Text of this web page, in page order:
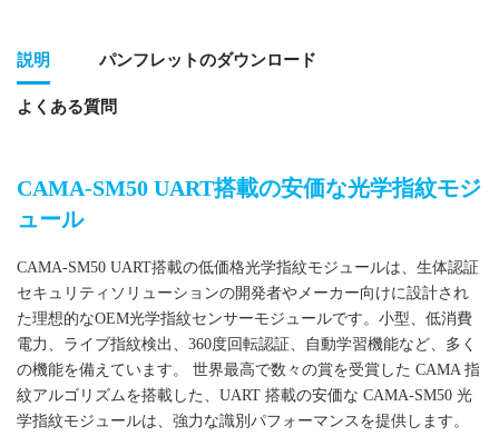
説明 パンフレットのダウンロード
よくある質問
CAMA-SM50 UART搭載の安価な光学指紋モジ
ュール
CAMA-SM50 UART搭載の低価格光学指紋モジュールは、生体認証
セキュリティソリューションの開発者やメーカー向けに設計され
た理想的なOEM光学指紋センサーモジュールです。小型、低消費
電力、ライブ指紋検出、360度回転認証、自動学習機能など、多く
の機能を備えています。 世界最高で数々の賞を受賞した CAMA 指
紋アルゴリズムを搭載した、UART 搭載の安価な CAMA-SM50 光
学指紋モジュールは、強力な識別パフォーマンスを提供します。